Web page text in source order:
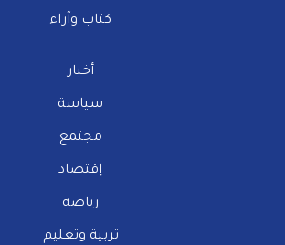
كتاب وآراء
أخبار
سياسة
مجتمع
إقتصاد
رياضة
تربية وتعليم